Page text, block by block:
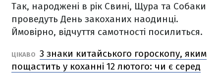
Так, народжені в рік Свині, Щура та Собаки
проведуть День закоханих наодинці.
Ймовірно, відчуття самотності посилиться.
ЦІКАВО 3 знаки китайського гороскопу, яким
пощастить у коханні 12 лютого: чи є серед